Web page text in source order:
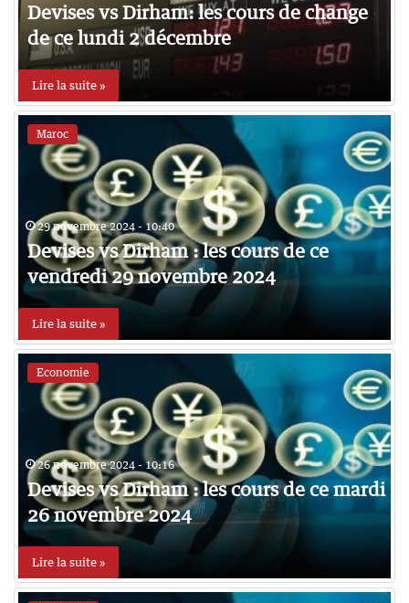
Devises vs Dirham: les cours de change
de ce lundi 2 décembre
Lire la suite »
Maroc
29 novembre 2024 - 10:40
Devises vs Dirham : les cours de ce
vendredi 29 novembre 2024
Lire la suite »
Economie
26 novembre 2024 - 10:16
Devises vs Dirham : les cours de ce mardi
26 novembre 2024
Lire la suite »